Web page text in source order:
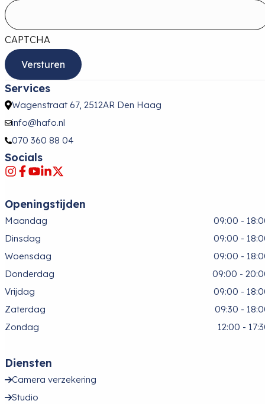
CAPTCHA
Services
Wagenstraat 67, 2512AR Den Haag
info@hafo.nl
070 360 88 04
Socials
Openingstijden
Maandag
09:00 -
Dinsdag
09:00 -
Woensdag
09:00 -
Donderdag
09:00 -
Vrijdag
09:00 -
Zaterdag
09:30 -
Zondag
12:00 -
Diensten
Camera verzekering
Studio